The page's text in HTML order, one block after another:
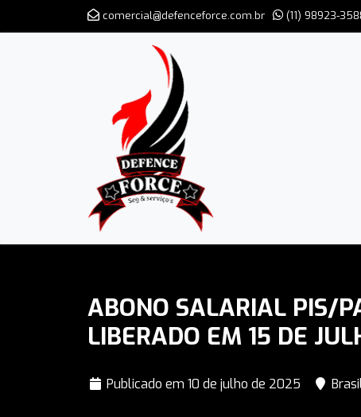
comercial@defenceforce.com.br (11) 98923-
ABONO SALARIAL PIS/
LIBERADO EM 15 DE
Publicado em 10 de julho de 2025